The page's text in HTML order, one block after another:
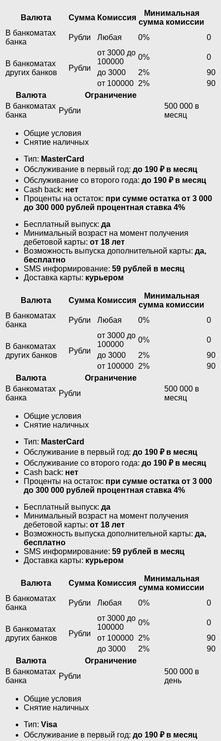
Валюта Сумма Комиссия
Минимальная
сумма комиссии
В банкоматах
банка
Рубли Любая 0% 0
В банкоматах
других банков
Рубли
от 3000 до
100000
0%
0
до 3000
2%
90
от 100000 2%
90
Валюта
Ограничение
В банкоматах
банка
Рубли
500 000 в
месяц
Общие условия
Снятие наличных
Тип: MasterСard
Обслуживание в первый год: до 190 ₽ в месяц
Обслуживание со второго года: до 190 ₽ в месяц
Cash back: нет
Проценты на остаток: при сумме остатка от 3 000
до 300 000 рублей процентная ставка 4%
Бесплатный выпуск: да
Минимальный возраст на момент получения
дебетовой карты: от 18 лет
Возможность выпуска дополнительной карты: да,
бесплатно
SMS информирование: 59 рублей в месяц
Доставка карты: курьером
Валюта Сумма Комиссия
Минимальная
сумма комиссии
В банкоматах
банка
Рубли Любая 0% 0
В банкоматах
других банков
Рубли
от 3000 до
100000
0%
0
до 3000
2%
90
от 100000 2%
90
Валюта
Ограничение
В банкоматах
банка
Рубли
500 000 в
месяц
Общие условия
Снятие наличных
Тип: MasterСard
Обслуживание в первый год: до 190 ₽ в месяц
Обслуживание со второго года: до 190 ₽ в месяц
Cash back: нет
Проценты на остаток: при сумме остатка от 3 000
до 300 000 рублей процентная ставка 4%
Бесплатный выпуск: да
Минимальный возраст на момент получения
дебетовой карты: от 18 лет
Возможность выпуска дополнительной карты: да,
бесплатно
SMS информирование: 59 рублей в месяц
Доставка карты: курьером
Валюта Сумма Комиссия
Минимальная
сумма комиссии
В банкоматах
банка
Рубли Любая 0% 0
В банкоматах
других банков
Рубли
от 3000 до
100000
0%
0
от 100000 2%
90
до 3000
2%
90
Валюта
Ограничение
В банкоматах
банка
Рубли
500 000 в
день
Общие условия
Снятие наличных
Тип: Visa
Обслуживание в первый год: до 190 ₽ в месяц